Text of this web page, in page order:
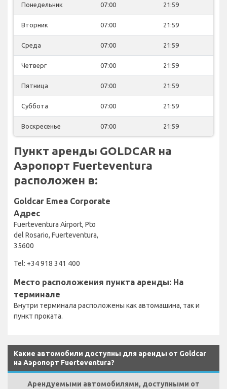
Понедельник 07:00 21:59
Вторник 07:00 21:59
Среда 07:00 21:59
Четверг 07:00 21:59
Пятница 07:00 21:59
Суббота 07:00 21:59
Воскресенье 07:00 21:59
Пункт аренды GOLDCAR на
Аэропорт Fuerteventura
расположен в:
Goldcar Emea Corporate
Адрес
Fuerteventura Airport, Pto
del Rosario, Fuerteventura,
35600
Tel: +34 918 341 400
Место расположения пункта аренды: На
терминале
Внутри терминала расположены как автомашина, так и
пункт проката.
Какие автомобили доступны для аренды от Goldcar
на Аэропорт Fuerteventura?
Арендуемыми автомобилями, доступными от